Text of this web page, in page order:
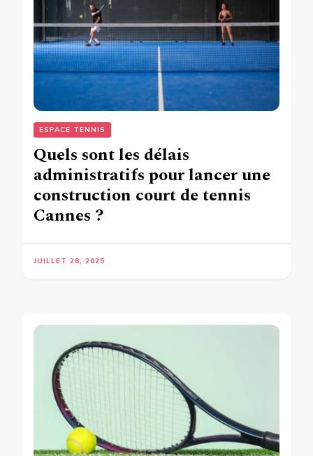
ESPACE TENNIS
Quels sont les délais
administratifs pour lancer une
construction court de tennis
Cannes ?
JUILLET 28, 2025